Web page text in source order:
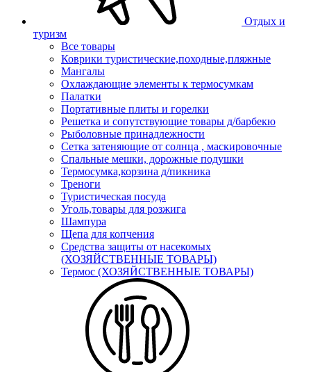
Отдых и
туризм
Все товары
Коврики туристические,походные,пляжные
Мангалы
Охлаждающие элементы к термосумкам
Палатки
Портативные плиты и горелки
Решетка и сопутствующие товары д/барбекю
Рыболовные принадлежности
Сетка затеняющие от солнца , маскировочные
Спальные мешки, дорожные подушки
Термосумка,корзина д/пикника
Треноги
Туристическая посуда
Уголь,товары для розжига
Шампура
Щепа для копчения
Средства защиты от насекомых
(ХОЗЯЙСТВЕННЫЕ ТОВАРЫ)
Термос (ХОЗЯЙСТВЕННЫЕ ТОВАРЫ)